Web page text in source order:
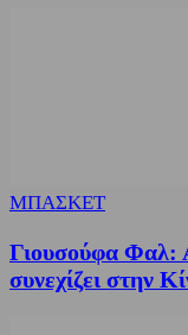
ΜΠΑΣΚΕΤ
Γιουσούφα Φαλ:
συνεχίζει στην